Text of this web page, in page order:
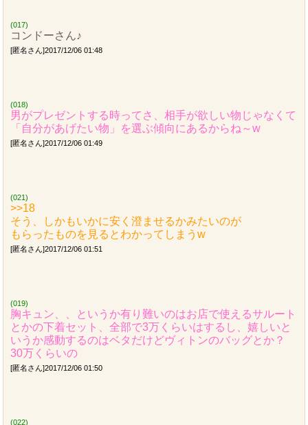
(017)
コンドーさん♪
[匿名さん]2017/12/06 01:48
(018)
男がプレゼントする時ってさ、相手が欲しい物じゃなくて
「自分があげたい物」を選ぶ傾向にあるからね～w
[匿名さん]2017/12/06 01:49
(021)
>>18
そう、しかもいかに安く澄ませるかみたいのが
もらったものを見るとわかってしまうw
[匿名さん]2017/12/06 01:51
(019)
胸キュン、、というか有り難いのはお店で使えるサルート
とかの下着セット、全部で3万くらいはするし、嬉しいと
いうか感動するのはベタだけどヴィトンのバッグとか？
30万くらいの
[匿名さん]2017/12/06 01:50
(022)